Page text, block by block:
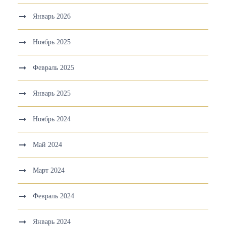
Январь 2026
Ноябрь 2025
Февраль 2025
Январь 2025
Ноябрь 2024
Май 2024
Март 2024
Февраль 2024
Январь 2024